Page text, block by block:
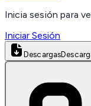
Inicia sesión para
Iniciar Sesión
Descargas